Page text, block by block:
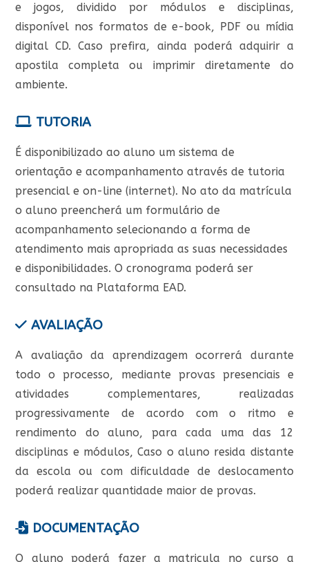
e jogos, dividido por módulos e disciplinas,
disponível nos formatos de e-book, PDF ou mídia
digital CD. Caso prefira, ainda poderá adquirir a
apostila completa ou imprimir diretamente do
ambiente.
TUTORIA
É disponibilizado ao aluno um sistema de
orientação e acompanhamento através de tutoria
presencial e on-line (internet). No ato da matrícula
o aluno preencherá um formulário de
acompanhamento selecionando a forma de
atendimento mais apropriada as suas necessidades
e disponibilidades. O cronograma poderá ser
consultado na Plataforma EAD.
AVALIAÇÃO
A avaliação da aprendizagem ocorrerá durante
todo o processo, mediante provas presenciais e
atividades complementares, realizadas
progressivamente de acordo com o ritmo e
rendimento do aluno, para cada uma das 12
disciplinas e módulos, Caso o aluno resida distante
da escola ou com dificuldade de deslocamento
poderá realizar quantidade maior de provas.
DOCUMENTAÇÃO
O aluno poderá fazer a matricula no curso a